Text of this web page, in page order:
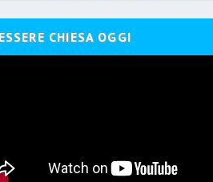
ESSERE CHIESA OGGI